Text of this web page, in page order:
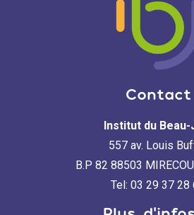
Contact
Institut du Beau-
557 av. Louis
B.P 82 88503
Tel: 03 29 37 28